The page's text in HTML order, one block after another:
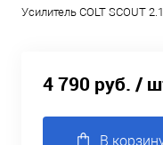
Усилитель COLT SCOUT
4 790 руб. /
В